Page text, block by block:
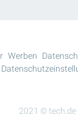
2021 © tech.de
Werben